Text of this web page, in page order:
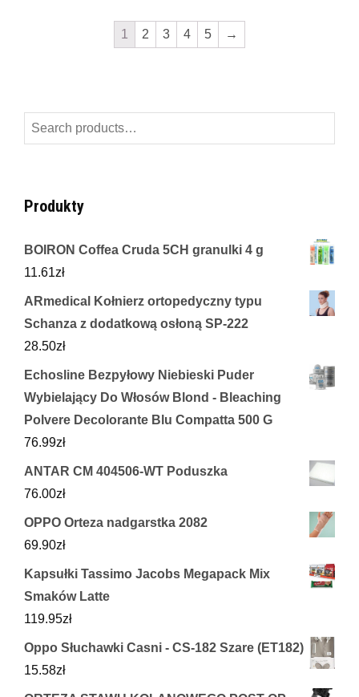
1 2 3 4 5 →
Search
for:
Produkty
BOIRON Coffea Cruda 5CH granulki 4 g
11.61zł
ARmedical Kołnierz ortopedyczny typu
Schanza z dodatkową osłoną SP-222
28.50zł
Echosline Bezpyłowy Niebieski Puder
Wybielający Do Włosów Blond - Bleaching
Polvere Decolorante Blu Compatta 500 G
76.99zł
ANTAR CM 404506-WT Poduszka
76.00zł
OPPO Orteza nadgarstka 2082
69.90zł
Kapsułki Tassimo Jacobs Megapack Mix
Smaków Latte
119.95zł
Oppo Słuchawki Casni - CS-182 Szare (ET182)
15.58zł